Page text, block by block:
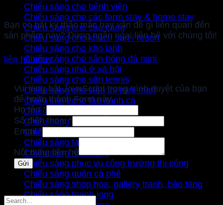
Chiếu sáng cho bệnh viện
Chiếu sáng cho các farm stay & home stay
Chiếu sáng cho cầu cảng
Chiếu sáng cho khách sạn / resort
Chiếu sáng cho kho lạnh
Chiếu sáng cho sân bóng đá mini
Chiếu sáng nhà ở xã hội
Chiếu sáng cho sân tennis
Chiếu sáng cho siêu thị mini mart
Chiếu sáng cho tàu đánh cá
Chiếu sáng cho úm gà
Chiếu sáng cho villa / căn hộ
Chiếu sáng đường phố
Chiếu sáng facade mặt tiền
Chiếu sáng nhà hàng
Chiếu sáng phục vụ công trường thi công
Chiếu sáng quán cà phê
Chiếu sáng shop hoa, gallery tranh, bảo tàng
Chiếu sáng thanh long
Bạn có bất kỳ thắc mắc hay vấn đề gì liên quan đến
sản phẩm này? Đừng ngần ngại liên hệ với chúng tôi!
liên hệ ngay
Vui lòng bật JavaScript trong trình duyệt của bạn
để hoàn thành Form này.
Họ tên*
Số điện thoại*
Email*
Nội dung liên hệ
Gửi
Search